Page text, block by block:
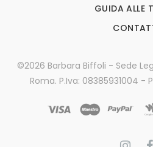
GUIDA ALLE
©2026 Barbara Biffoli - Sede
Roma. P.Iva: 08385931004 -